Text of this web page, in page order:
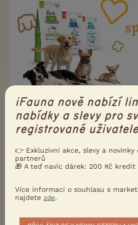
Uživatel s deaktivovaným účtem
tak zeleninu vařit anebo fakt
podobně, protože kostí a masa
je 70% a zbytek nedobře
já to dělám tak, že dám
iFauna nově nabízí
nabídky a slevy pro
registrované
👉 Exkluzivní akce, slevy a novinky
partnerů
🎁 A teď navíc dárek: 200 Kč kredit
Více informací o souhlasu s
najdete zde.